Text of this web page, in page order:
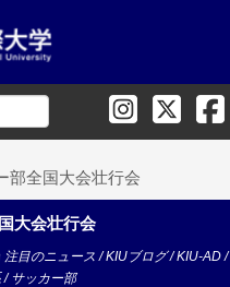
部全国大会壮行会
大会壮行会
注目のニュース/KIUブログ/KIU-AD/
/ サッカー部